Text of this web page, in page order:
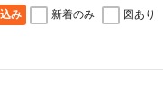
み 新着のみ 図あり